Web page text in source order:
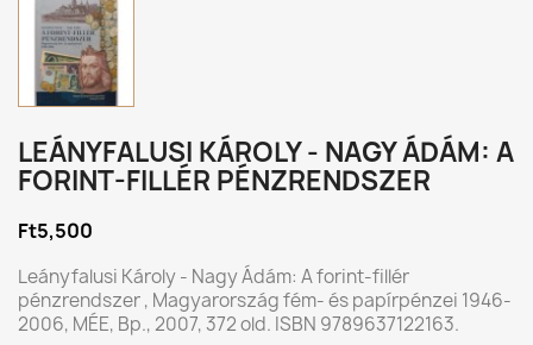
LEÁNYFALUSI KÁROLY - NAGY ÁDÁM: A
FORINT-FILLÉR PÉNZRENDSZER
Ft5,500
Leányfalusi Károly - Nagy Ádám: A forint-fillér
pénzrendszer , Magyarország fém- és papírpénzei 1946-
2006, MÉE, Bp., 2007, 372 old. ISBN 9789637122163.